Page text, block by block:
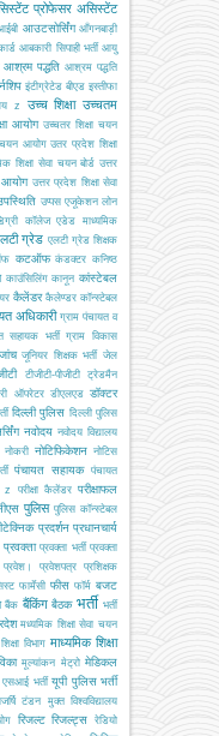
प्रोफेसर असिस्टेंट
आउटसोर्सिंग आँगनबाड़ी
आबकारी सिपाही भर्ती आयु
आश्रम पद्धति आश्रम पद्धति
इंटीग्रेटेड बीएड इस्तीफा
z उच्च शिक्षा उच्चतम
आयोग उच्चतर शिक्षा चयन
चयन आयोग उतर प्रदेश शिक्षा
शिक्षा सेवा चयन बोर्ड उत्तर
आयोग उत्तर प्रदेश शिक्षा सेवा
उप्पस एजूकेशन लोन
कॉलेज एडेड माध्यमिक
ग्रेड एलटी ग्रेड शिक्षक
कटऑफ कंडक्टर कनिष्ठ
काउंसिलिंग कानून कांस्टेबल
कैलेंडर कैलेण्डर कॉन्स्टेबल
अधिकारी ग्राम पंचायत व
सहायक भर्ती ग्राम विकास
जांच जूनियर शिक्षक भर्ती जेल
टीजीटी-पीजीटी
ट्रेडमैन
ऑपरेटर डीएलएड डॉक्टर
दिल्ली पुलिस दिल्ली पुलिस
नवोदय नवोदय विद्यालय
नोकरी नोटिफिकेशन नोटिस
पंचायत सहायक पंचायत
z परीक्षा कैलेंडर परीक्षाफल
पुलिस पुलिस कॉन्स्टेबल
प्रदर्शन प्रधानचार्य
प्रवक्ता प्रवक्ता भर्ती प्रवक्ता
प्रवेश। प्रवेशपत्र प्रशिक्षक
फार्मेसी फीस फॉर्म बजट
बैंक बैंकिंग बैठक भर्ती भर्ती
मध्यमिक शिक्षा सेवा चयन
विभाग माध्यमिक शिक्षा
मूल्यांकन मेट्रो मेडिकल
भर्ती यूपी पुलिस भर्ती
टंडन मुक्त विश्वविद्यालय
रिजल्ट रिजल्ट्स
रेडियो